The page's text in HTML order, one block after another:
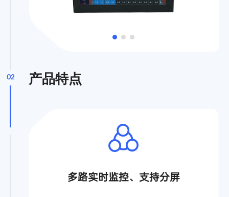
02 产品特点
多路实时监控、支持分屏